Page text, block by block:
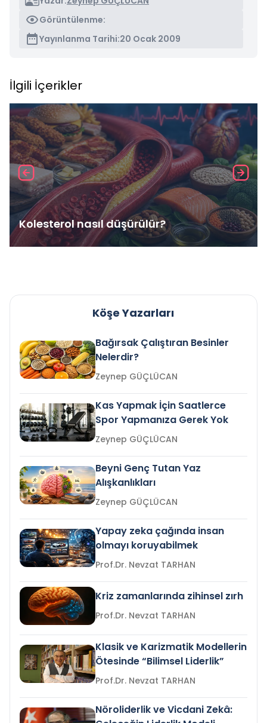
Görüntülenme:
Yayınlanma Tarihi:20 Ocak 2009
İlgili İçerikler
Kolesterol nasıl düşürülür?
Köşe Yazarları
Bağırsak Çalıştıran Besinler
Nelerdir?
Zeynep GÜÇLÜCAN
Kas Yapmak İçin Saatlerce
Spor Yapmanıza Gerek Yok
Zeynep GÜÇLÜCAN
Beyni Genç Tutan Yaz
Alışkanlıkları
Zeynep GÜÇLÜCAN
Yapay zeka çağında insan
olmayı koruyabilmek
Prof.Dr. Nevzat TARHAN
Kriz zamanlarında zihinsel zırh
Prof.Dr. Nevzat TARHAN
Klasik ve Karizmatik Modellerin
Ötesinde “Bilimsel Liderlik”
Prof.Dr. Nevzat TARHAN
Nöroliderlik ve Vicdani Zekâ: